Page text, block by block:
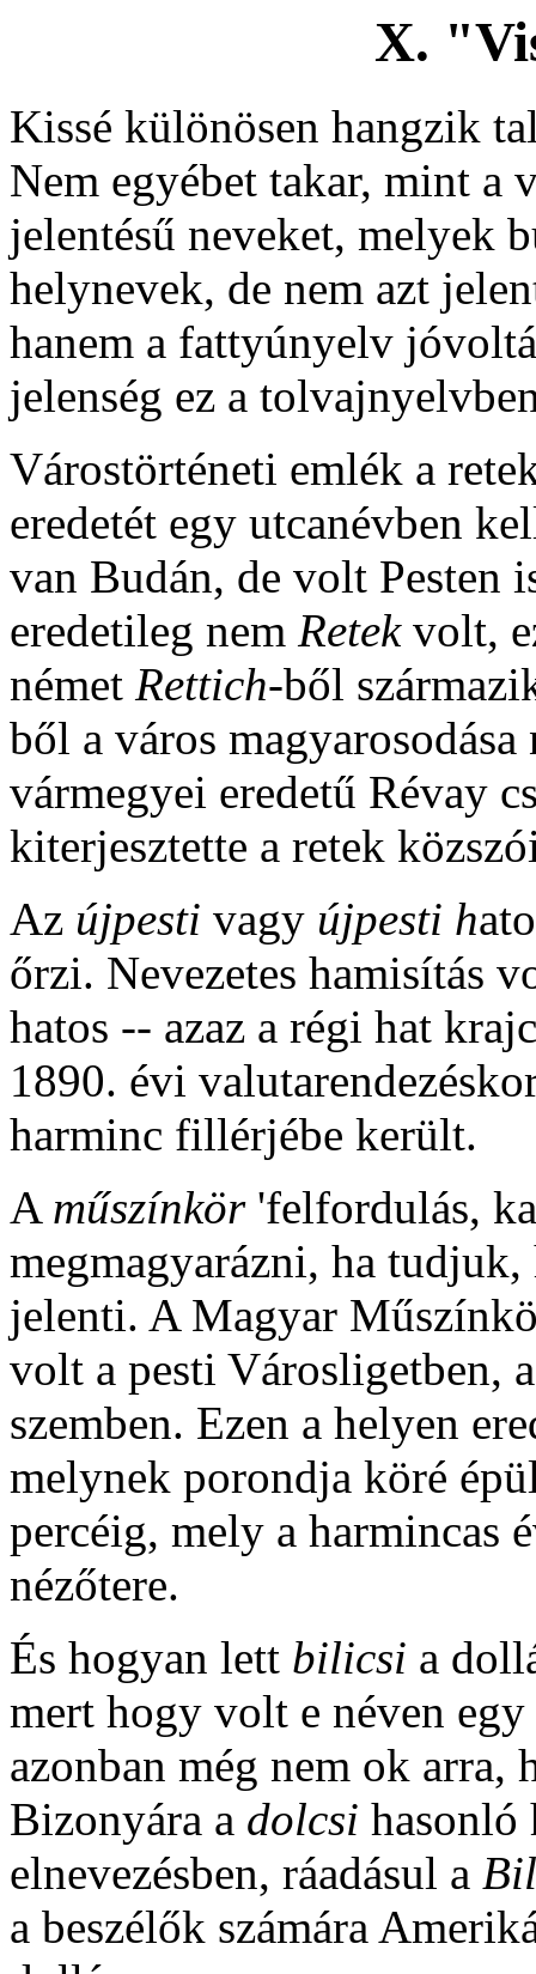
X.
Kissé különösen hangzik
Nem egyébet takar, mint a
jelentésű neveket, melyek
helynevek, de nem azt
hanem a fattyúnyelv
jelenség ez a
Várostörténeti emlék a
eredetét egy utcanévben
van Budán, de volt Pesten
eredetileg nem Retek volt,
német Rettich-ből
ből a város
vármegyei eredetű Révay
kiterjesztette a retek
Az újpesti vagy újpesti h
őrzi. Nevezetes hamisítás
hatos -- azaz a régi hat
1890. évi
harminc fillérjébe került.
A műszínkör'felfordulás,
megmagyarázni, ha
jelenti. A Magyar
volt a pesti Városligetben,
szemben. Ezen a helyen
melynek porondja köré
percéig, mely a harmincas
nézőtere.
És hogyan lett bilicsi a
mert hogy volt e néven
azonban még nem ok arra,
Bizonyára a dolcsi hasonló
elnevezésben, ráadásul a
a beszélők számára